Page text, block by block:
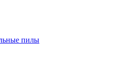
пилы